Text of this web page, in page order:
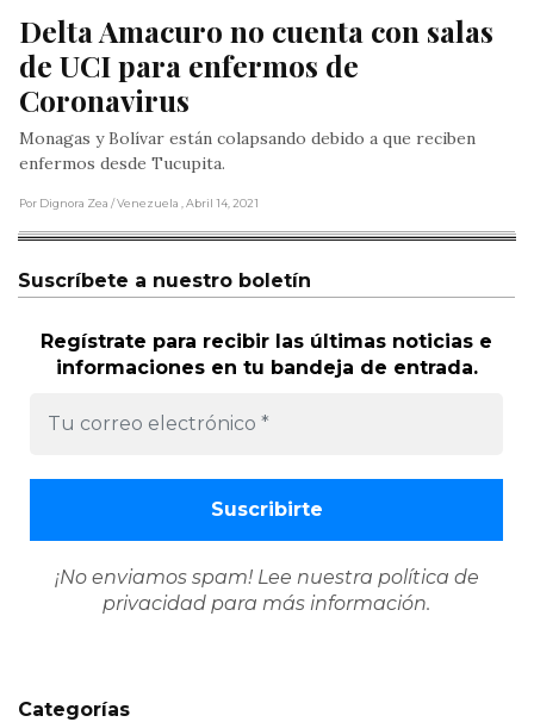
Delta Amacuro no cuenta con salas
de UCI para enfermos de
Coronavirus
Monagas y Bolívar están colapsando debido a que reciben
enfermos desde Tucupita.
Por Dignora Zea / Venezuela , Abril 14, 2021
Suscríbete a nuestro boletín
Regístrate para recibir las últimas noticias e
informaciones en tu bandeja de entrada.
¡No enviamos spam! Lee nuestra política de
privacidad para más información.
Categorías